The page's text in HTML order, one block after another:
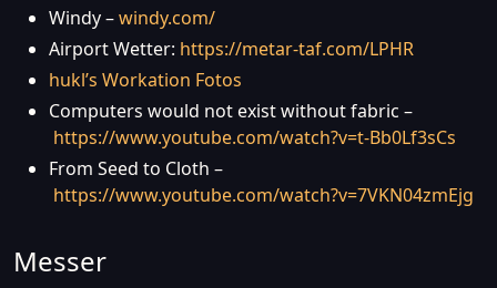
Windy –windy.com/
Airport Wetter: https://metar-taf.com/LPHR
hukl’s Workation Fotos
Computers would not exist without fabric –
https://www.youtube.com/watch?v=t-Bb0Lf3sCs
From Seed to Cloth –
https://www.youtube.com/watch?v=7VKN04zmEjg
Messer